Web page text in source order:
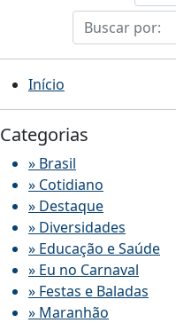
Início
Categorias
» Brasil
» Cotidiano
» Destaque
» Diversidades
» Educação e Saúde
» Eu no Carnaval
» Festas e Baladas
» Maranhão